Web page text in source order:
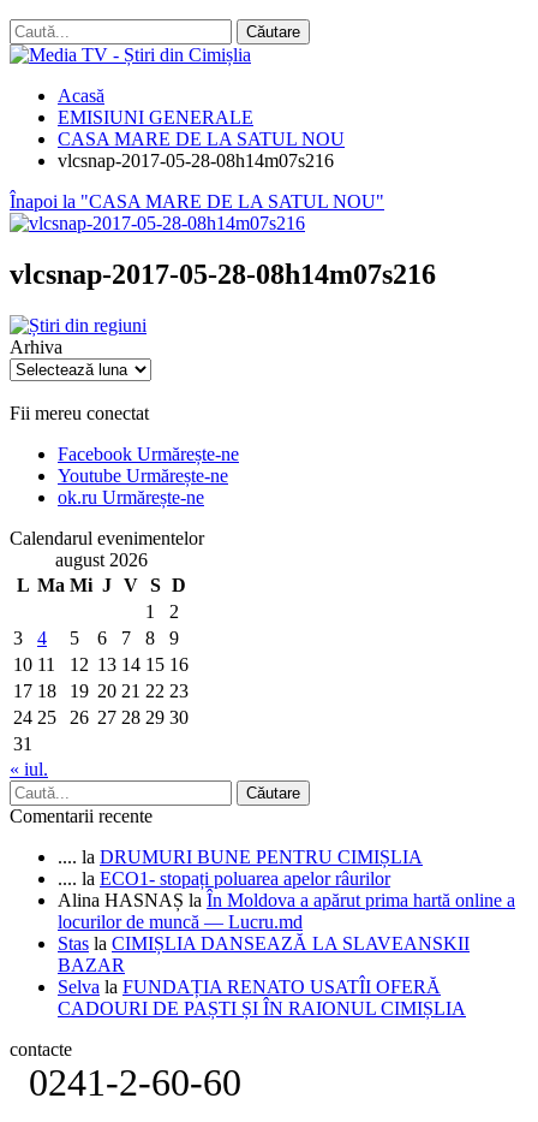
Acasă
EMISIUNI GENERALE
CASA MARE DE LA SATUL NOU
vlcsnap-2017-05-28-08h14m07s216
Înapoi la "CASA MARE DE LA SATUL NOU"
vlcsnap-2017-05-28-08h14m07s216
Arhiva
Arhiva
Fii mereu conectat
Facebook Urmărește-ne
Youtube Urmărește-ne
ok.ru Urmărește-ne
Calendarul evenimentelor
august 2026
L Ma Mi J V S D
1
2
3
4 5 6 7 8
9
10 11 12 13 14 15 16
17 18 19 20 21 22 23
24 25 26 27 28 29 30
31
« iul.
Comentarii recente
.... la DRUMURI BUNE PENTRU CIMIȘLIA
.... la ECO1- stopați poluarea apelor râurilor
Alina HASNAȘ la În Moldova a apărut prima hartă online a
locurilor de muncă — Lucru.md
Stas la CIMIȘLIA DANSEAZĂ LA SLAVEANSKII
BAZAR
Selva la FUNDAȚIA RENATO USATÎI OFERĂ
CADOURI DE PAȘTI ȘI ÎN RAIONUL CIMIȘLIA
contacte
0241-2-60-60